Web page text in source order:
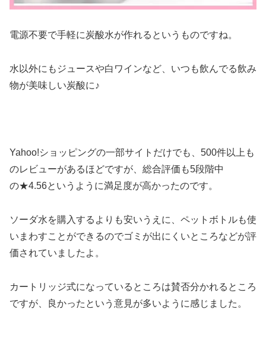
電源不要で手軽に炭酸水が作れるというものですね。
水以外にもジュースや白ワインなど、いつも飲んでる飲み
物が美味しい炭酸に♪
Yahoo!ショッピングの一部サイトだけでも、500件以上も
のレビューがあるほどですが、総合評価も5段階中
の★4.56というように満足度が高かったのです。
ソーダ水を購入するよりも安いうえに、ペットボトルも使
いまわすことができるのでゴミが出にくいところなどが評
価されていましたよ。
カートリッジ式になっているところは賛否分かれるところ
ですが、良かったという意見が多いように感じました。